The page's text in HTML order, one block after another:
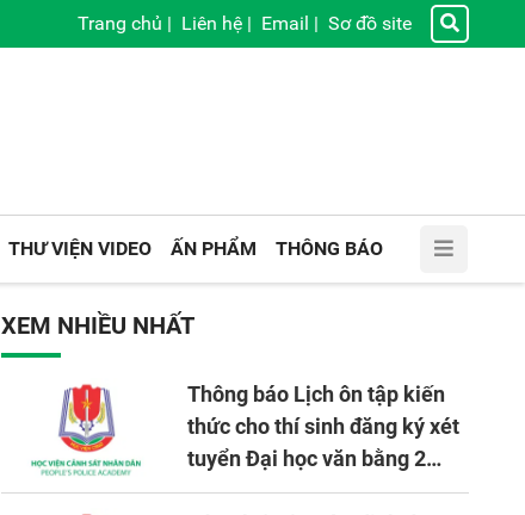
Trang chủ | Liên hệ | Email | Sơ đồ site
THƯ VIỆN VIDEO ẤN PHẨM THÔNG BÁO
XEM NHIỀU NHẤT
Thông báo Lịch ôn tập kiến
thức cho thí sinh đăng ký xét
tuyển Đại học văn bằng 2
tuyển mới, mở tại Học viện